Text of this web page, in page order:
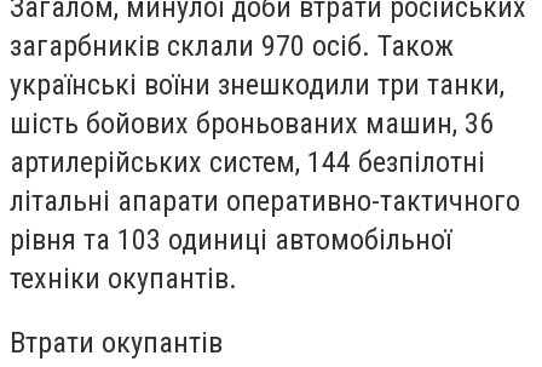
Загалом, минулої доби втрати російських
загарбників склали 970 осіб. Також
українські воїни знешкодили три танки,
шість бойових броньованих машин, 36
артилерійських систем, 144 безпілотні
літальні апарати оперативно-тактичного
рівня та 103 одиниці автомобільної
техніки окупантів.
Втрати окупантів